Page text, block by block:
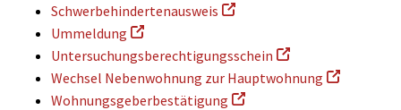
Schwerbehindertenausweis
Ummeldung
Untersuchungsberechtigungsschein
Wechsel Nebenwohnung zur Hauptwohnung
Wohnungsgeberbestätigung